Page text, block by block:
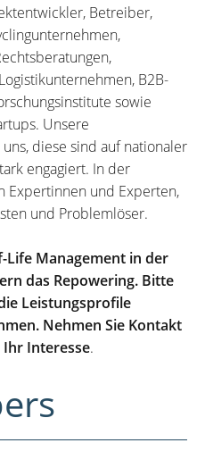
Betreiber,
B2B-
sowie
Unsere
diese sind auf nationaler
engagiert. In der
Expertinnen und Experten,
und Problemlöser.
Life Management in der
das Repowering. Bitte
Leistungsprofile
Nehmen Sie Kontakt
Interesse.